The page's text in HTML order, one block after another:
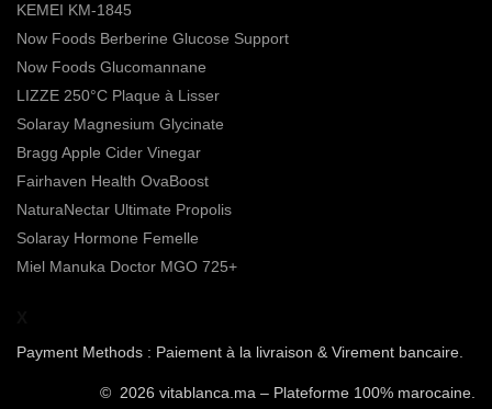
KEMEI KM-1845
Now Foods Berberine Glucose Support
Now Foods Glucomannane
LIZZE 250°C Plaque à Lisser
Solaray Magnesium Glycinate
Bragg Apple Cider Vinegar
Fairhaven Health OvaBoost
NaturaNectar Ultimate Propolis
Solaray Hormone Femelle
Miel Manuka Doctor MGO 725+
Payment Methods : Paiement à la livraison & Virement bancaire.
© 2026 vitablanca.ma – Plateforme 100% marocaine.